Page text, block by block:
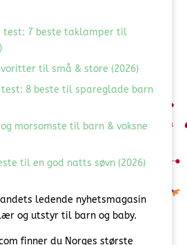
test: 7 beste taklamper til
til små & store (2026)
8 beste til spareglade barn
morsomste til barn & voksne
til en god natts søvn (2026)
ledende nyhetsmagasin
og utstyr til barn og baby.
finner du Norges største